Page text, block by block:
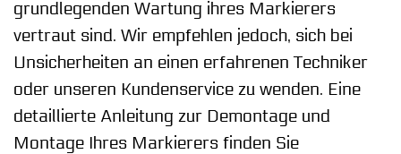
grundlegenden Wartung ihres Markierers
vertraut sind. Wir empfehlen jedoch, sich bei
Unsicherheiten an einen erfahrenen Techniker
oder unseren Kundenservice zu wenden. Eine
detaillierte Anleitung zur Demontage und
Montage Ihres Markierers finden Sie